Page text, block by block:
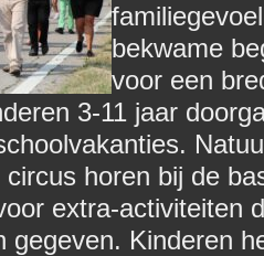
bekwame
voor een
3-11 jaar
horen bij de
extra-activiteiten
gegeven. Kinderen